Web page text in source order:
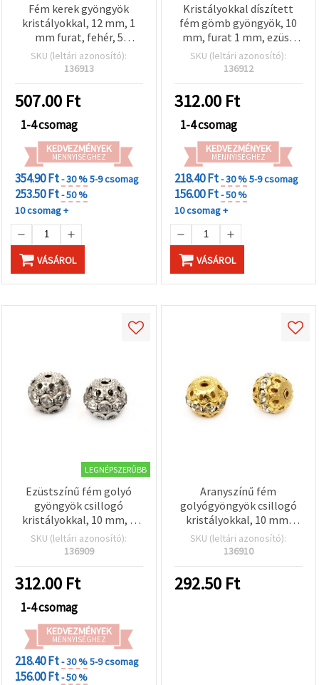
Fém kerek gyöngyök
kristályokkal, 12 mm, 1
mm furat, fehér, 5
db/csomag
SKU (leltári azonosító):
136913
507.00 Ft
1-4 csomag
KEDVEZMÉNYEK
MENNYISÉGHEZ
354.90 Ft- 30 %5-9 csomag
253.50 Ft- 50 %
10 csomag +
VÁSÁROL
Kristályokkal díszített
fém gömb gyöngyök, 10
mm, furat 1 mm, ezüst
színű, vegyes – 5 db
SKU (leltári azonosító):
136912
312.00 Ft
1-4 csomag
KEDVEZMÉNYEK
MENNYISÉGHEZ
218.40 Ft- 30 %5-9 csomag
156.00 Ft- 50 %
10 csomag +
VÁSÁROL
LEGNÉPSZERŰBB
Ezüstszínű fém golyó
gyöngyök csillogó
kristályokkal, 10 mm, 1
mm furat, ékszerkészítési
kellékek - 5 db
SKU (leltári azonosító):
136909
312.00 Ft
1-4 csomag
KEDVEZMÉNYEK
MENNYISÉGHEZ
218.40 Ft- 30 %5-9 csomag
156.00 Ft- 50 %
Aranyszínű fém
golyógyöngyök csillogó
kristályokkal, 10 mm,
furat: 1 mm – 5 db
SKU (leltári azonosító):
136910
292.50 Ft